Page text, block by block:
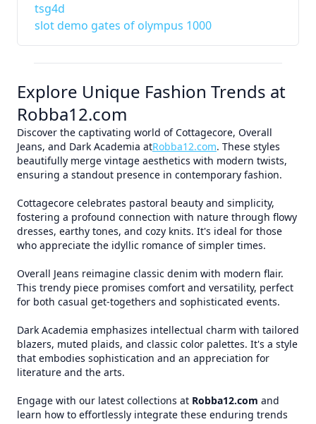
tsg4d
slot demo gates of olympus 1000
Explore Unique Fashion Trends at
Robba12.com
Discover the captivating world of Cottagecore, Overall
Jeans, and Dark Academia atRobba12.com. These styles
beautifully merge vintage aesthetics with modern twists,
ensuring a standout presence in contemporary fashion.
Cottagecore celebrates pastoral beauty and simplicity,
fostering a profound connection with nature through flowy
dresses, earthy tones, and cozy knits. It's ideal for those
who appreciate the idyllic romance of simpler times.
Overall Jeans reimagine classic denim with modern flair.
This trendy piece promises comfort and versatility, perfect
for both casual get-togethers and sophisticated events.
Dark Academia emphasizes intellectual charm with tailored
blazers, muted plaids, and classic color palettes. It's a style
that embodies sophistication and an appreciation for
literature and the arts.
Engage with our latest collections at Robba12.com and
learn how to effortlessly integrate these enduring trends